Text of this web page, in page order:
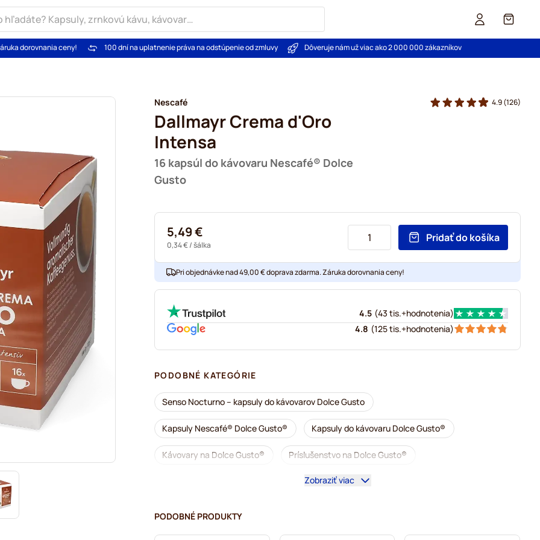
Košík
dorovnania ceny! 100 dní na uplatnenie práva na odstúpenie od zmluvy Dôveruje nám už viac ako 2 000 000 zákazníkov
Nescafé
Dallmayr Crema d'Oro
Intensa
16 kapsúl do kávovaru Nescafé® Dolce
Gusto
4.9(126)
5,49 €
0,34 €/ šálka
Pridať do košíka
Pri objednávke nad 49,00 € doprava zdarma. Záruka dorovnania ceny!
4.5 (43 tis.+hodnotenia)
4.8 (125 tis.+hodnotenia)
PODOBNÉ KATEGÓRIE
Senso Nocturno – kapsuly do kávovarov Dolce Gusto
Kapsuly Nescafé® Dolce Gusto® Kapsuly do kávovaru Dolce Gusto®
Kávovary na Dolce Gusto® Príslušenstvo na Dolce Gusto®
Bezkofeínová káva do kávovarov Dolce Gusto
Segafredo – kávové kapsuly do kávovarov Dolce Gusto
Zobraziť viac
PODOBNÉ PRODUKTY